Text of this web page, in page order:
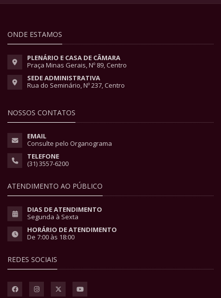
ONDE ESTAMOS
PLENÁRIO E CASA DE CÂMARA
Praça Minas Gerais, Nº 89, Centro
SEDE ADMINISTRATIVA
Rua do Seminário, Nº 237, Centro
NOSSOS CONTATOS
EMAIL
Consulte pelo Organograma
TELEFONE
(31) 3557-6200
ATENDIMENTO AO PÚBLICO
DIAS DE ATENDIMENTO
Segunda à Sexta
HORÁRIO DE ATENDIMENTO
De 7:00 às 18:00
REDES SOCIAIS